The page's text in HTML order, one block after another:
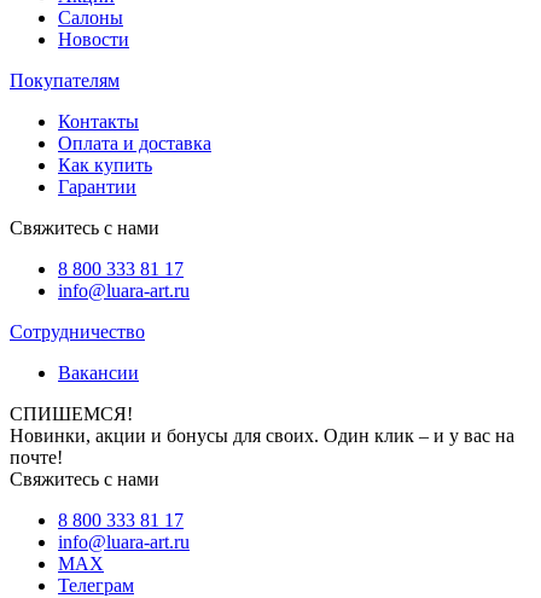
Салоны
Новости
Покупателям
Контакты
Оплата и доставка
Как купить
Гарантии
Свяжитесь с нами
8 800 333 81 17
info@luara-art.ru
Сотрудничество
Вакансии
СПИШЕМСЯ!
Новинки, акции и бонусы для своих. Один клик – и у вас на
почте!
Свяжитесь с нами
8 800 333 81 17
info@luara-art.ru
MAX
Телеграм